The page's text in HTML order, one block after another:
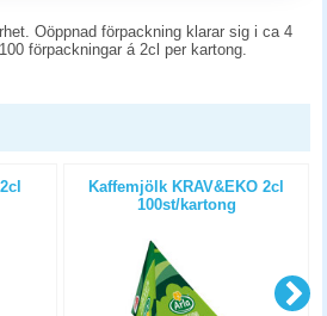
Oöppnad förpackning klarar sig i ca 4
förpackningar á 2cl per kartong.
Kaffemjölk KRAV&EKO 2cl
100st/kartong